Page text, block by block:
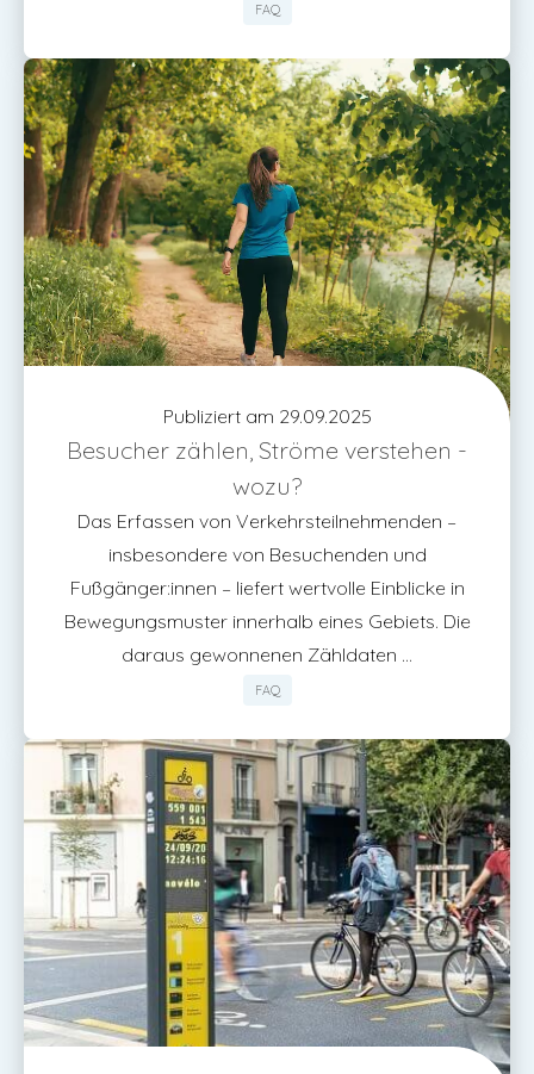
FAQ
Publiziert am 29.09.2025
Besucher zählen, Ströme verstehen -
wozu?
Das Erfassen von Verkehrsteilnehmenden –
insbesondere von Besuchenden und
Fußgänger:innen – liefert wertvolle Einblicke in
Bewegungsmuster innerhalb eines Gebiets. Die
daraus gewonnenen Zähldaten ...
FAQ